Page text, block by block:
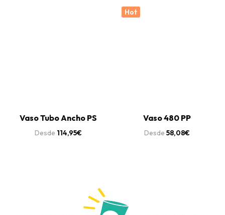
Vaso Tubo Ancho PS
Desde 114,95€
Hot
Vaso 480 PP
Desde 58,08€